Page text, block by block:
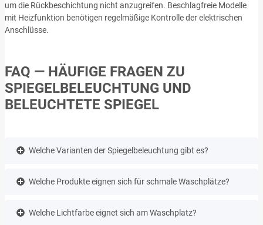
um die Rückbeschichtung nicht anzugreifen. Beschlagfreie Modelle
mit Heizfunktion benötigen regelmäßige Kontrolle der elektrischen
Anschlüsse.
FAQ — HÄUFIGE FRAGEN ZU
SPIEGELBELEUCHTUNG UND
BELEUCHTETE SPIEGEL
Welche Varianten der Spiegelbeleuchtung gibt es?
Welche Produkte eignen sich für schmale Waschplätze?
Welche Lichtfarbe eignet sich am Waschplatz?